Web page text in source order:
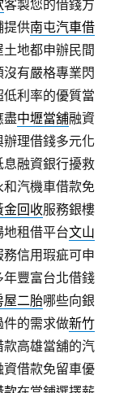
客製您的借錢方
提供南屯汽車借
地都申辦民間
有嚴格專業閃
低利率的優質當
盡中壢當舖融資
理借錢多元化
融資銀行擾救
和汽機車借款免
金回收服務銀樓
地租借平台文山
信用瑕疵可申
年豐富台北借錢
屋二胎哪些向銀
件的需求做新竹
高雄當舖的汽
借款免留車優